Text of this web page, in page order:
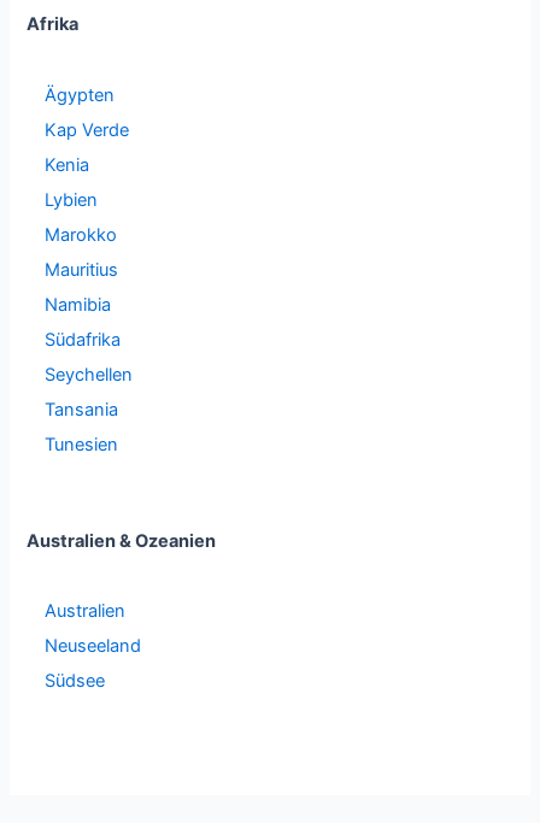
Afrika
Ägypten
Kap Verde
Kenia
Lybien
Marokko
Mauritius
Namibia
Südafrika
Seychellen
Tansania
Tunesien
Australien & Ozeanien
Australien
Neuseeland
Südsee